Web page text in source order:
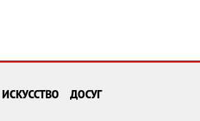
ИСКУССТВО ДОСУГ